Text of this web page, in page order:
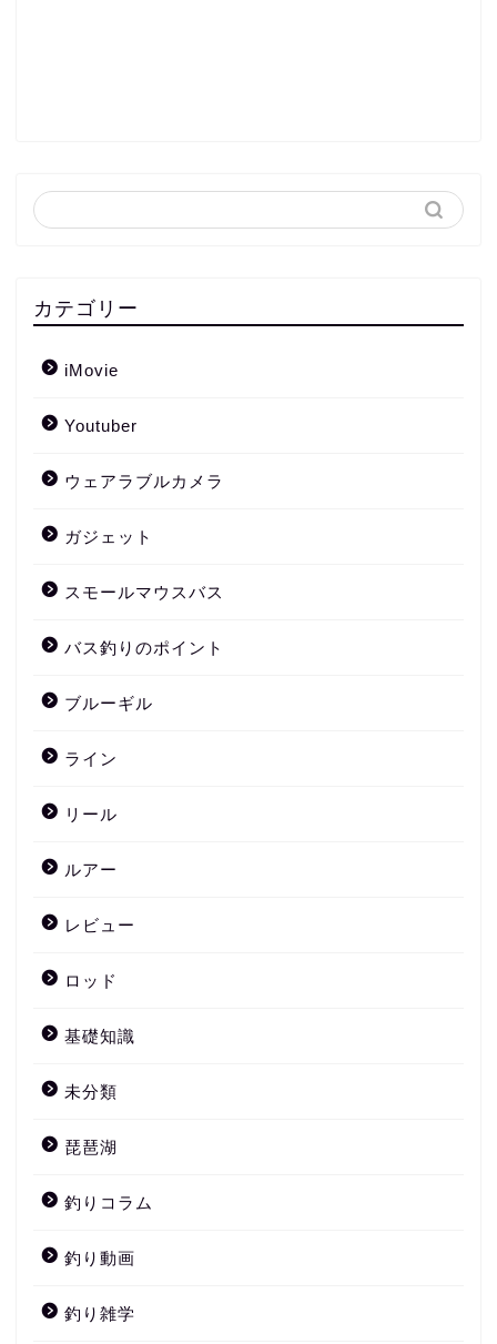
カテゴリー
iMovie
Youtuber
ウェアラブルカメラ
ガジェット
スモールマウスバス
バス釣りのポイント
ブルーギル
ライン
リール
ルアー
レビュー
ロッド
基礎知識
未分類
琵琶湖
釣りコラム
釣り動画
釣り雑学